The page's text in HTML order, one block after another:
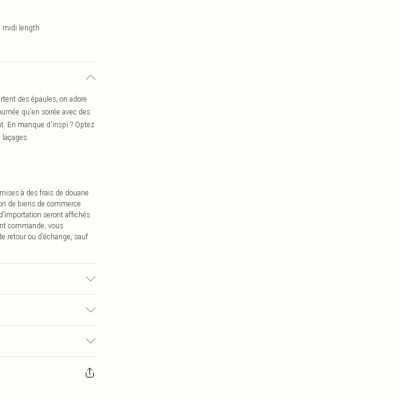
midi length
des épaules, on adore
qu'en soirée avec des
En manque d'inspi ? Optez
à des frais de douane
de biens de commerce
seront affichés
commande, vous
retour ou d’échange, sauf
€9.99
pour piercings, les jouets